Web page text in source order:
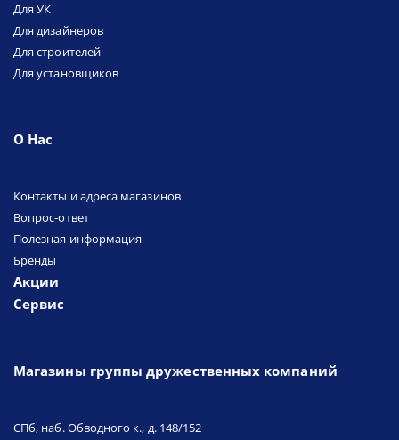
Для УК
Для дизайнеров
Для строителей
Для установщиков
О Нас
Контакты и адреса магазинов
Вопрос-ответ
Полезная информация
Бренды
Акции
Сервис
Магазины группы дружественных компаний
СПб, наб. Обводного к., д. 148/152